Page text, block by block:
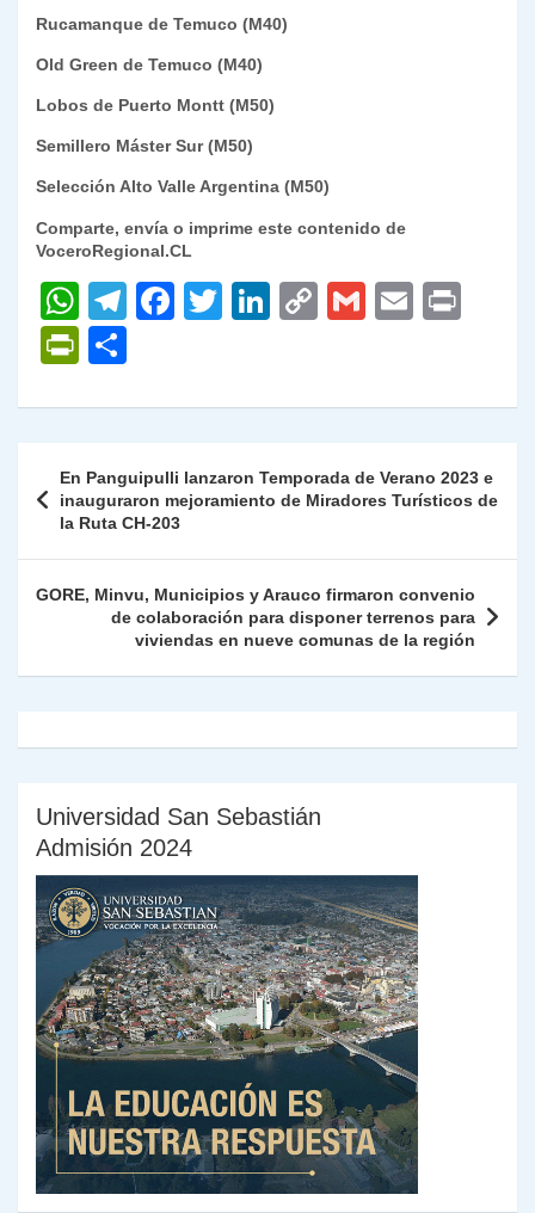
Rucamanque de Temuco (M40)
Old Green de Temuco (M40)
Lobos de Puerto Montt (M50)
Semillero Máster Sur (M50)
Selección Alto Valle Argentina (M50)
Comparte, envía o imprime este contenido de
VoceroRegional.CL
W
h
at
s
p
p
T
gr
m
F
e
o
o
k
T
er
Li
e
n
C
y
n
G
l
E
l
P
nt
Fr
ie
n
dl
y
m
p
ar
tir
de
entradas
En Panguipulli lanzaron Temporada de Verano 2023 e
inauguraron mejoramiento de Miradores Turísticos de
la Ruta CH-203
GORE, Minvu, Municipios y Arauco firmaron convenio
de colaboración para disponer terrenos para
viviendas en nueve comunas de la región
Universidad San Sebastián
Admisión 2024